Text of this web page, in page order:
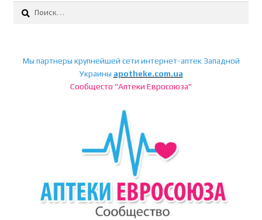
Найти:
Мы партнеры крупнейшей сети интернет-аптек Западной
Украины apotheke.com.ua
Сообщесто "Аптеки Евросоюза"